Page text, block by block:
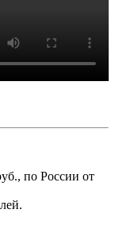
по России от